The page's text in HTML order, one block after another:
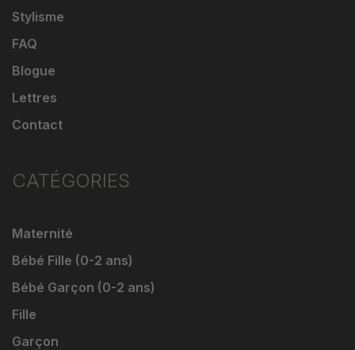
Stylisme
FAQ
Blogue
Lettres
Contact
CATÉGORIES
Maternité
Bébé Fille (0-2 ans)
Bébé Garçon (0-2 ans)
Fille
Garçon